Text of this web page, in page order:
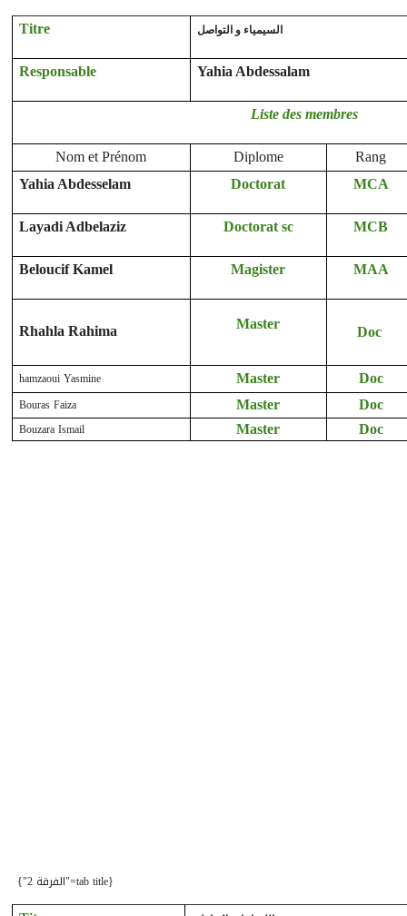
السيمياء و التواصل Titre
Yahia Abdessalam
Responsable
Liste des membres
Rang
Diplome
Nom et Prénom
MCA
Doctorat
Yahia Abdesselam
MCB
Doctorat sc
Layadi Adbelaziz
MAA
Magister
Beloucif Kamel
Doc
Master
Rhahla Rahima
Doc
Master
hamzaoui Yasmine
Doc
Master
Bouras Faiza
Doc
Master
Bouzara Ismail
{tab title="الفرقة 2"}